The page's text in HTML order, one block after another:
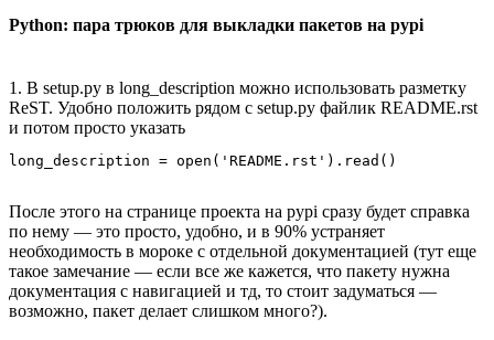
Python: пара трюков для выкладки пакетов на pypi
1. В setup.py в long_description можно использовать разметку
ReST. Удобно положить рядом с setup.py файлик README.rst
и потом просто указать
long_description = open('README.rst').read()
После этого на странице проекта на pypi сразу будет справка
по нему — это просто, удобно, и в 90% устраняет
необходимость в мороке с отдельной документацией (тут еще
такое замечание — если все же кажется, что пакету нужна
документация с навигацией и тд, то стоит задуматься —
возможно, пакет делает слишком много?).